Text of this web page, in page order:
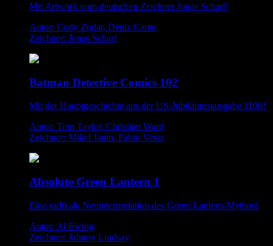
Mit Artwork vom deutschen Zeichner Jonas Scharf!
Autor: Cody Ziglar, Deniz Camp
Zeichner: Jonas Scharf
Batman Detective Comics 102
Mit der Hauptgeschichte aus der US-Jubiläumsausgabe 1100!
Autor: Tom Taylor, Christian Ward
Zeichner: Mikel Janin, Fabio Veras
Absolute Green Lantern 1
Eine radikale Neuinterpretation des Green Lantern-Mythos!
Autor: Al Ewing
Zeichner: Jahnoy Lindsay